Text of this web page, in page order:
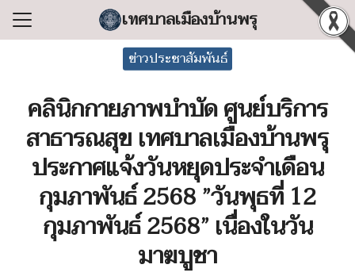
Skip
เทศบาลเมืองบ้านพรุ
ทศบาล
ารงาน
อง/ร้องเรียน
ารสนเทศ
Search
ข่าวประชาสัมพันธ์
คลินิกกายภาพบำบัด ศูนย์บริการ
สาธารณสุข เทศบาลเมืองบ้านพรุ
ประกาศแจ้งวันหยุดประจำเดือน
กุมภาพันธ์ 2568 ”วันพุธที่ 12
กุมภาพันธ์ 2568” เนื่องในวัน
มาฆบูชา